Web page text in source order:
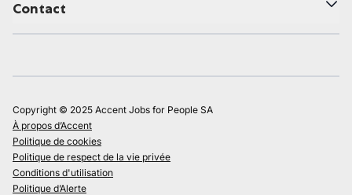
Contact
Copyright © 2025 Accent Jobs for People SA
À propos d’Accent
Politique de cookies
Politique de respect de la vie privée
Conditions d'utilisation
Politique d’Alerte